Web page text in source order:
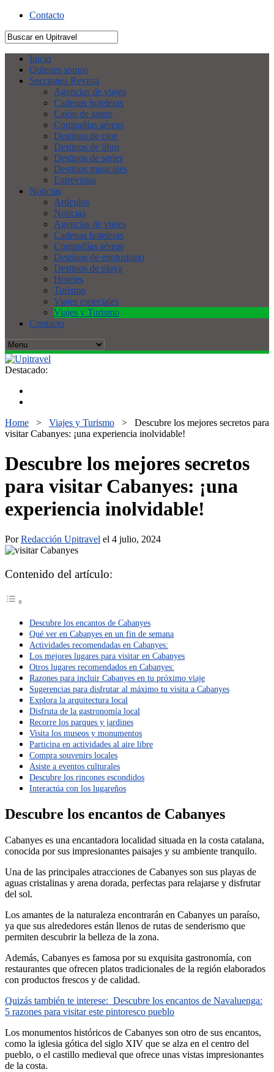
Contacto
Inicio
Quienes somos
Secciones Revista
Agencias de viajes
Cadenas hoteleras
Cajón de sastre
Compañías aéreas
Destinos de cine
Destinos de libro
Destinos de series
Destinos musicales
Entrevistas
Noticias
Artículos
Noticias
Agencias de viajes
Cadenas hoteleras
Compañías aéreas
Destinos de enoturismo
Destinos de playa
Hoteles
Turismo
Viajes especiales
Viajes y Turismo
Contacto
Destacado:
Home > Viajes y Turismo > Descubre los mejores secretos para
visitar Cabanyes: ¡una experiencia inolvidable!
Descubre los mejores secretos
para visitar Cabanyes: ¡una
experiencia inolvidable!
PorRedacción Upitravel el 4 julio, 2024
Contenido del artículo:
Descubre los encantos de Cabanyes
Qué ver en Cabanyes en un fin de semana
Actividades recomendadas en Cabanyes:
Los mejores lugares para visitar en Cabanyes
Otros lugares recomendados en Cabanyes:
Razones para incluir Cabanyes en tu próximo viaje
Sugerencias para disfrutar al máximo tu visita a Cabanyes
Explora la arquitectura local
Disfruta de la gastronomía local
Recorre los parques y jardines
Visita los museos y monumentos
Participa en actividades al aire libre
Compra souvenirs locales
Asiste a eventos culturales
Descubre los rincones escondidos
Interactúa con los lugareños
Descubre los encantos de Cabanyes
Cabanyes es una encantadora localidad situada en la costa catalana,
conocida por sus impresionantes paisajes y su ambiente tranquilo.
Una de las principales atracciones de Cabanyes son sus playas de
aguas cristalinas y arena dorada, perfectas para relajarse y disfrutar
del sol.
Los amantes de la naturaleza encontrarán en Cabanyes un paraíso,
ya que sus alrededores están llenos de rutas de senderismo que
permiten descubrir la belleza de la zona.
Además, Cabanyes es famosa por su exquisita gastronomía, con
restaurantes que ofrecen platos tradicionales de la región elaborados
con productos frescos y de calidad.
Quizás también te interese: Descubre los encantos de Navaluenga:
5 razones para visitar este pintoresco pueblo
Los monumentos históricos de Cabanyes son otro de sus encantos,
como la iglesia gótica del siglo XIV que se alza en el centro del
pueblo, o el castillo medieval que ofrece unas vistas impresionantes
de la costa.